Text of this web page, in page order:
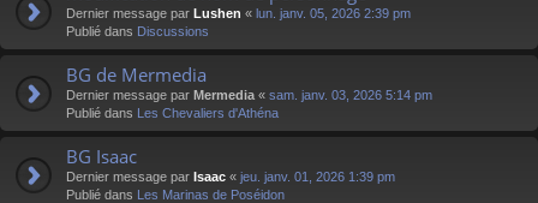
Dernier message par Lushen « lun. janv. 05, 2026 2:39 pm
Publié dans Discussions
BG de Mermedia
Dernier message par Mermedia « sam. janv. 03, 2026 5:14 pm
Publié dans Les Chevaliers d'Athéna
BG Isaac
Dernier message par Isaac « jeu. janv. 01, 2026 1:39 pm
Publié dans Les Marinas de Poséidon